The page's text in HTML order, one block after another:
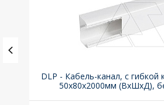
DLP - Кабель-канал, с
50x80х2000мм (ВхШхД),